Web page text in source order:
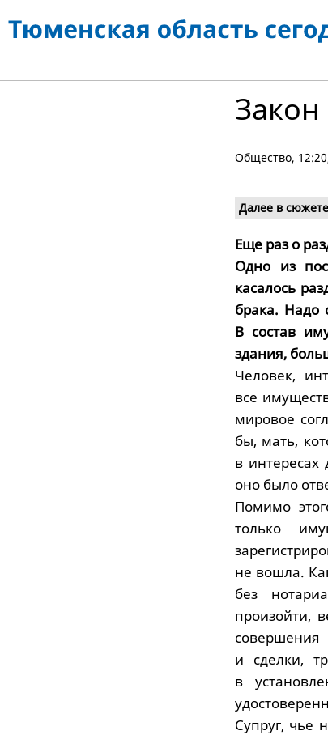
Закон
Общество,
Далее в
Еще раз о
Одно из
касалось
брака. Надо
В состав
здания,
Человек,
все
мировое
бы, мать,
в интересах
оно было
Помимо
только
не вошла.
без
произойти,
и сделки,
в
Супруг, чье